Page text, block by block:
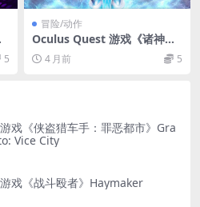
5
冒险/动作
Oculus Quest 游戏《诸神之
战 VR》IRONSTRIKE VR
4 月前 5
戏《侠盗猎车手：罪恶都市》Gra
Vice City
戏《战斗殴者》Haymaker